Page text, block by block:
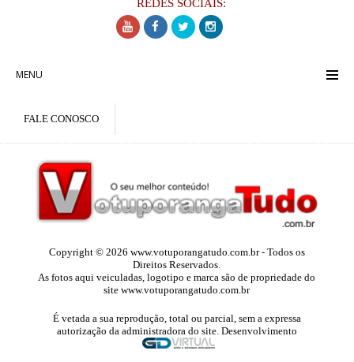
REDES SOCIAIS:
MENU
FALE CONOSCO
Copyright © 2026 www.votuporangatudo.com.br - Todos os
Direitos Reservados.
As fotos aqui veiculadas, logotipo e marca são de propriedade do
site www.votuporangatudo.com.br
É vetada a sua reprodução, total ou parcial, sem a expressa
autorização da administradora do site. Desenvolvimento